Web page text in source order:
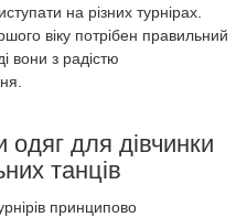
на різних турнірах.
віку потрібен правильний
вони з радістю
одяг для дівчинки
танців
принципово